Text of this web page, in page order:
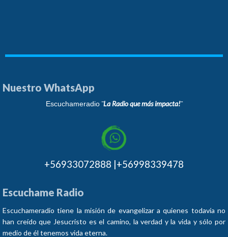
Nuestro WhatsApp
Escuchameradio¨La Radio que más impacta!¨
+56933072888 |+56998339478
Escuchame Radio
Escuchameradio tiene la misión de evangelizar a quienes todavía no
han creído que Jesucristo es el camino, la verdad y la vida y sólo por
medio de él tenemos vida eterna.